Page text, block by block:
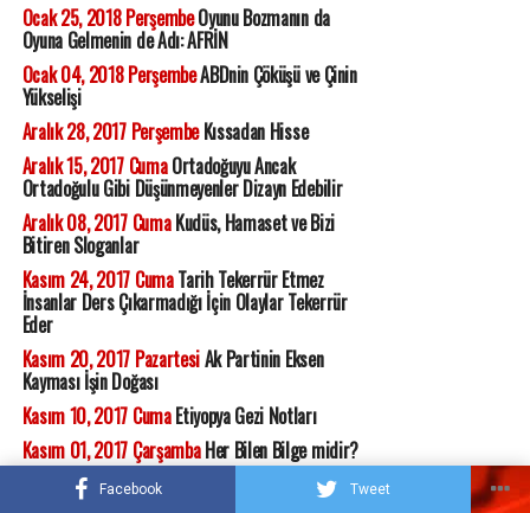
Facebook Tweet
Ocak 25, 2018 PerşembeOyunu Bozmanın da
Oyuna Gelmenin de Adı: AFRİN
Ocak 04, 2018 PerşembeABDnin Çöküşü ve Çinin
Yükselişi
Aralık 28, 2017 PerşembeKıssadan Hisse
Aralık 15, 2017 CumaOrtadoğuyu Ancak
Ortadoğulu Gibi Düşünmeyenler Dizayn Edebilir
Aralık 08, 2017 CumaKudüs, Hamaset ve Bizi
Bitiren Sloganlar
Kasım 24, 2017 CumaTarih Tekerrür Etmez
İnsanlar Ders Çıkarmadığı İçin Olaylar Tekerrür
Eder
Kasım 20, 2017 PazartesiAk Partinin Eksen
Kayması İşin Doğası
Kasım 10, 2017 CumaEtiyopya Gezi Notları
Kasım 01, 2017 ÇarşambaHer Bilen Bilge midir?
Ekim 11, 2017 Çarşamba
Aman! İdlib Felaketimiz